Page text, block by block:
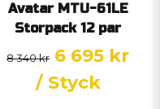
Avatar MTU-61LE
Storpack 12 par
8 340 kr 6 695 kr
/ Styck